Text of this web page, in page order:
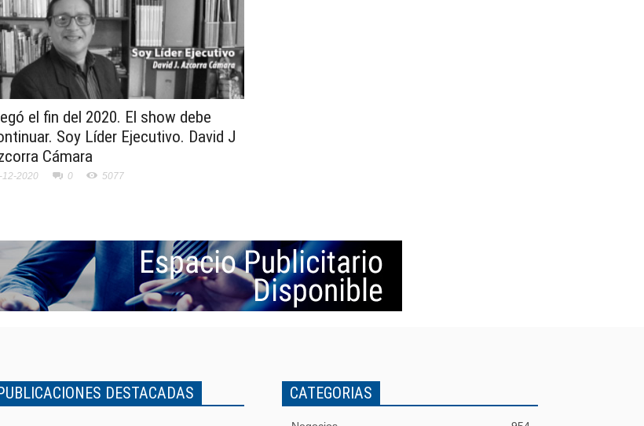
el fin del 2020. El show debe
Soy Líder Ejecutivo. David J
Cámara
12-2020 0 5077
DESTACADAS CATEGORIAS